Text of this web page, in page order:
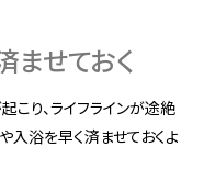
せておく
り、ライフラインが途絶
入浴を早く済ませておくよ